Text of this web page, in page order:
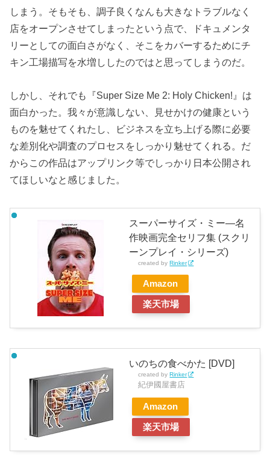
しまう。そもそも、調子良くなんも大きなトラブルなく
店をオープンさせてしまったという点で、ドキュメンタ
リーとしての面白さがなく、そこをカバーするためにチ
キン工場描写を水増ししたのではと思ってしまうのだ。
しかし、それでも『Super Size Me 2: Holy Chicken!』は
面白かった。我々が意識しない、見せかけの健康という
ものを魅せてくれたし、ビジネスを立ち上げる際に必要
な差別化や調査のプロセスをしっかり魅せてくれる。だ
からこの作品はアップリンク等でしっかり日本公開され
てほしいなと感じました。
スーパーサイズ・ミー―名
作映画完全セリフ集 (スクリ
ーンプレイ・シリーズ)
created byRinker
Amazon
楽天市場
いのちの食べかた [DVD]
created byRinker
紀伊國屋書店
Amazon
楽天市場